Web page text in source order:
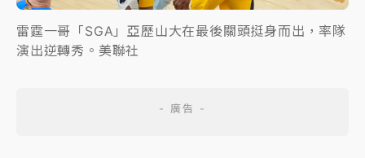
雷霆一哥「SGA」亞歷山大在最後關頭挺身而出，率隊
演出逆轉秀。美聯社